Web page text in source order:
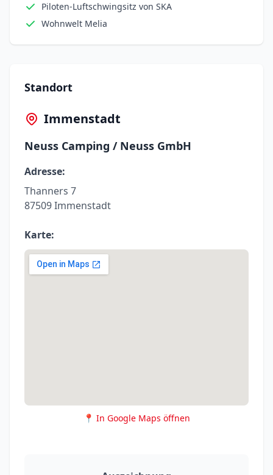
Piloten-Luftschwingsitz von SKA
Wohnwelt Melia
Standort
Immenstadt
Neuss Camping / Neuss GmbH
Adresse:
Thanners 7
87509 Immenstadt
Karte:
📍 In Google Maps öffnen